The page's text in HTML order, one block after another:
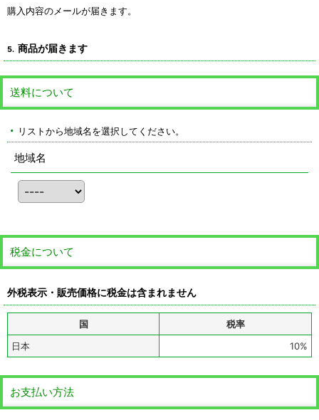
購入内容のメールが届きます。
5. 商品が届きます
送料について
リストから地域名を選択してください。
地域名
税金について
外税表示・販売価格に税金は含まれません
国
税率
日本
10%
お支払い方法